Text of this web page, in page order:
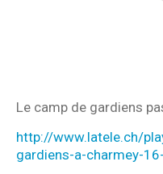
Le camp de gardiens
http://www.latele.ch/
gardiens-a-charmey-